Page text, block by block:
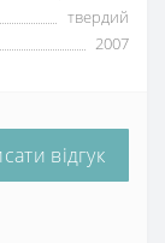
твердий
2007
відгук